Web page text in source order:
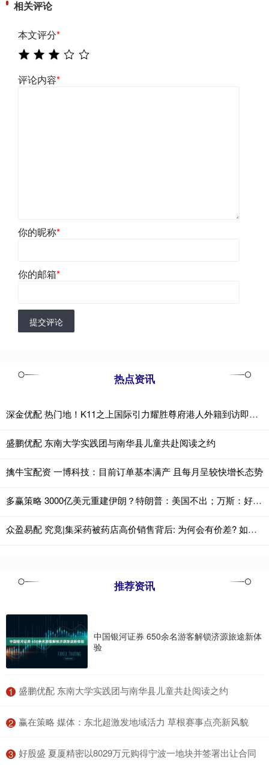
相关评论
本文评分*
评论内容*
你的昵称*
你的邮箱*
提交评论
热点资讯
深金优配 热门地！K11之上国际引力耀胜尊府港人外籍到访即定创新高
盛鹏优配 东南大学实践团与南华县儿童共赴阅读之约
擒牛宝配资 一博科技：目前订单基本满产 且每月呈较快增长态势
多赢策略 3000亿美元重建伊朗？特朗普：美国不出；万斯：好好表现，卡塔尔等国可以给！消息称有日韩企业已承诺
众盈易配 究竟|集采药被药店高价销售背后: 为何会有价差? 如何破解?
推荐资讯
中国银河证券 650余名游客解锁济源旅途新体
验
1 ​盛鹏优配 东南大学实践团与南华县儿童共赴阅读之约
2 ​赢在策略 媒体：东北超激发地域活力 草根赛事点亮新风貌
3 ​好股盛 夏厦精密以8029万元购得宁波一地块并签署出让合同